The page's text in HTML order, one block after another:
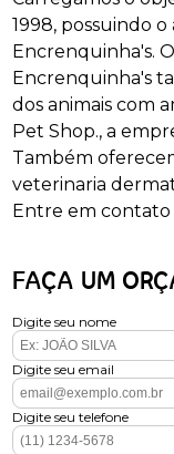
1998, possuindo
Encrenquinha's.
Encrenquinha's
dos animais com
Pet Shop., a
Também
veterinaria
Entre em contato
FAÇA UM
Digite seu nome
Digite seu email
Digite seu telefone